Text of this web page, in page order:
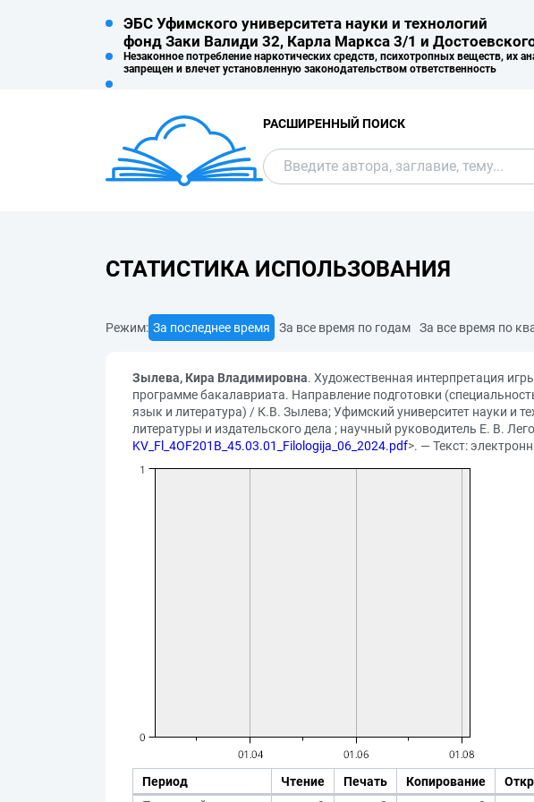
ЭБС Уфимского университета науки и технологий
фонд Заки Валиди 32, Карла Маркса 3/1 и
Незаконное потребление наркотических средств, психотропных веществ, их
запрещен и влечет установленную законодательством ответственность
РАСШИРЕННЫЙ ПОИСК
СТАТИСТИКА ИСПОЛЬЗОВАНИЯ
Режим: За последнее время За все время по годам За все время по
Зылева, Кира Владимировна. Художественная интерпретация
программе бакалавриата. Направление подготовки
язык и литература) / К.В. Зылева; Уфимский университет науки и
литературы и издательского дела ; научный руководитель Е. В.
KV_Fl_4OF201B_45.03.01_Filologija_06_2024.pdf>. — Текст:
Период Чтение Печать Копирование